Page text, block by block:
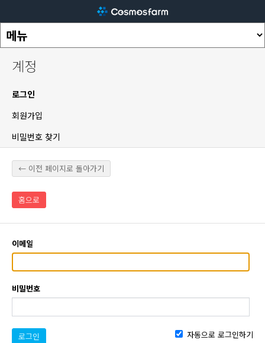
계정
로그인
회원가입
비밀번호 찾기
← 이전 페이지로 돌아가기
홈으로
이메일
비밀번호
로그인 자동으로 로그인하기